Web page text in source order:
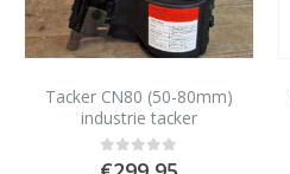
Tacker CN80 (50-80mm)
industrie tacker
0out of 5